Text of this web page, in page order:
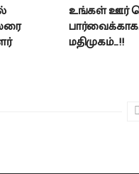
உங்கள் ஊர்
மதிமுகம்…!!